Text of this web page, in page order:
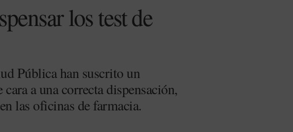
los test de
Pública han suscrito un
a una correcta dispensación,
las oficinas de farmacia.